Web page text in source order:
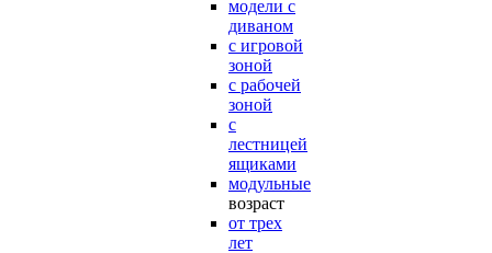
модели с
диваном
с игровой
зоной
с рабочей
зоной
с
лестницей
ящиками
модульные
возраст
от трех
лет